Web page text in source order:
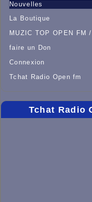
Nouvelles
La Boutique
MUZIC TOP OPEN FM
faire un Don
Connexion
Tchat Radio Open fm
Tchat Radio